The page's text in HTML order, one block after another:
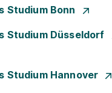
Studium Bonn
Studium Düsseldorf
Studium Hannover